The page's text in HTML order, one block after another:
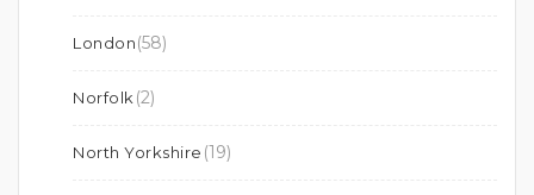
London(58)
Norfolk (2)
North Yorkshire (19)